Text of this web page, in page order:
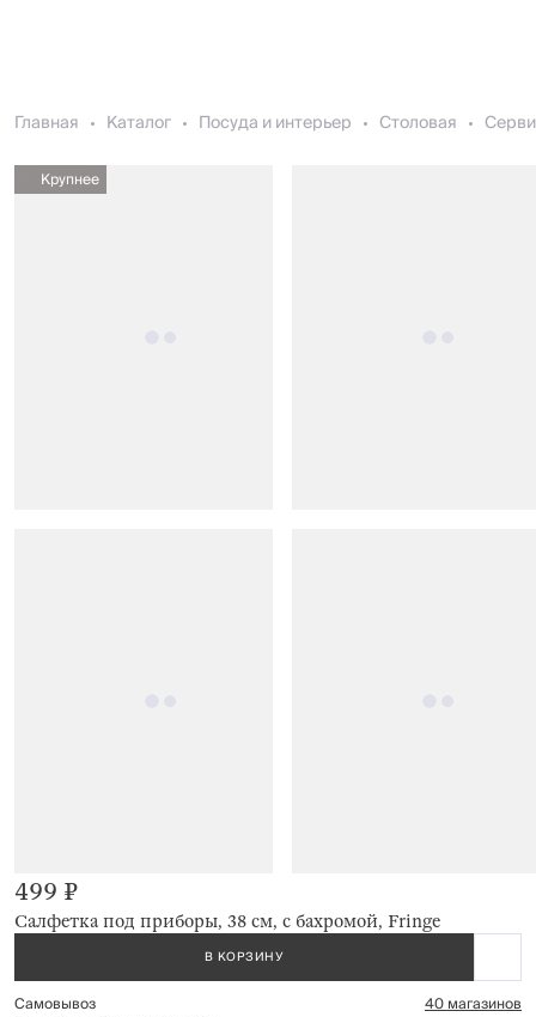
Главная Каталог Посуда и интерьер Столовая
Крупнее
Салфетка под приборы, 38 см, с бахромой, Fringe
499 ₽
В КОРЗИНУ
Самовывоз 40 магазинов